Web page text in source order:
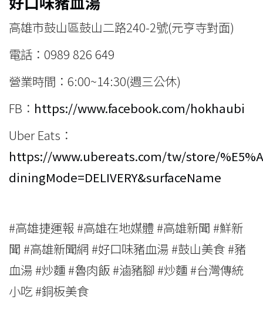
高雄市鼓山區鼓山二路240-2號(元亨寺對面)
電話：0989 826 649
營業時間：6:00~14:30(週三公休)
FB： https://www.facebook.com/hokhaubi
Uber Eats：
https://www.ubereats.com/tw/store/
diningMode=DELIVERY&surfaceName
#高雄捷運報 #高雄在地媒體 #高雄新聞 #鮮新
聞 #高雄新聞網 #好口味豬血湯 #鼓山美食 #豬
血湯 #炒麵 #魯肉飯 #滷豬腳 #炒麵 #台灣傳統
小吃 #銅板美食